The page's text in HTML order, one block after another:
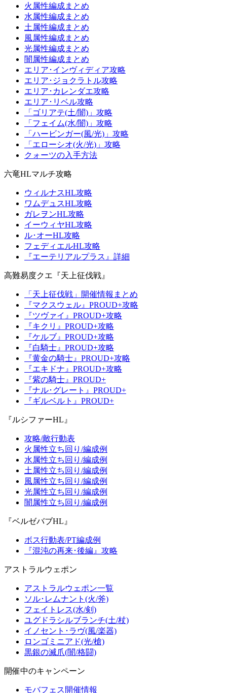
火属性編成まとめ
水属性編成まとめ
土属性編成まとめ
風属性編成まとめ
光属性編成まとめ
闇属性編成まとめ
エリア･インヴィディア攻略
エリア･ジョクラトル攻略
エリア･カレンダエ攻略
エリア･リベル攻略
「ゴリアテ(土/闇)」攻略
「フェイム(水/闇)」攻略
「ハービンガー(風/光)」攻略
「エローシオ(火/光)」攻略
クォーツの入手方法
六竜HLマルチ攻略
ウィルナスHL攻略
ワムデュスHL攻略
ガレヲンHL攻略
イーウィヤHL攻略
ル･オーHL攻略
フェディエルHL攻略
『エーテリアルプラス』詳細
高難易度クエ『天上征伐戦』
「天上征伐戦」開催情報まとめ
『マクスウェル』PROUD+攻略
『ツヴァイ』PROUD+攻略
『キクリ』PROUD+攻略
『ケルブ』PROUD+攻略
『白騎士』PROUD+攻略
『黄金の騎士』PROUD+攻略
『エキドナ』PROUD+攻略
『紫の騎士』PROUD+
『ナル･グレート』PROUD+
『ギルベルト』PROUD+
『ルシファーHL』
攻略/敵行動表
火属性立ち回り/編成例
水属性立ち回り/編成例
土属性立ち回り/編成例
風属性立ち回り/編成例
光属性立ち回り/編成例
闇属性立ち回り/編成例
『ベルゼバブHL』
ボス行動表/PT編成例
『混沌の再来･後編』攻略
アストラルウェポン
アストラルウェポン一覧
ソル･レムナント(火/斧)
フェイトレス(水/剣)
ユグドラシルブランチ(土/杖)
イノセント･ラヴ(風/楽器)
ロンゴミニアド(光/槍)
黒銀の滅爪(闇/格闘)
開催中のキャンペーン
モバフェス開催情報